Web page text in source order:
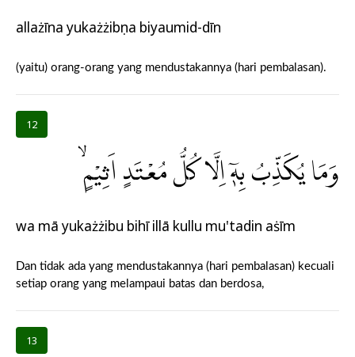
allażīna yukażżibụna biyaumid-dīn
(yaitu) orang-orang yang mendustakannya (hari pembalasan).
12
وَمَا يُكَذِّبُ بِهٖٓ اِلَّا كُلُّ مُعْتَدٍ اَثِيْمٍۙ
wa mā yukażżibu bihī illā kullu mu'tadin aṡīm
Dan tidak ada yang mendustakannya (hari pembalasan) kecuali
setiap orang yang melampaui batas dan berdosa,
13